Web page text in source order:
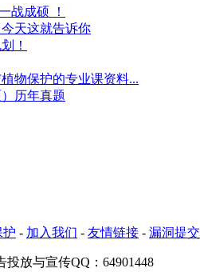
战成硕 ！
天这就告诉你
！
物保护的专业课资料...
历年真题
护 - 加入我们 - 友情链接 - 漏洞提交
投放与宣传QQ：64901448